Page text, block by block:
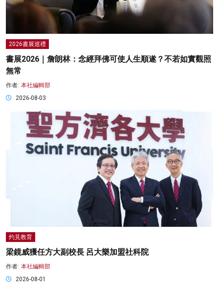
2026書展巡禮
書展2026｜詹朗林：念經拜佛可使人生順遂？不若如實觀照
無常
作者: 本社編輯部
2026-08-03
灼見教育
梁鏡威獲任方大副校長 呂大樂加盟社科院
作者: 本社編輯部
2026-08-01